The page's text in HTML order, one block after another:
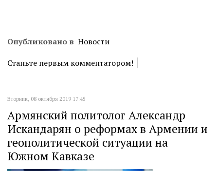
Опубликовано в Новости
Станьте первым комментатором!
Вторник, 08 октября 2019 17:45
Армянский политолог Александр
Искандарян о реформах в Армении и
геополитической ситуации на
Южном Кавказе